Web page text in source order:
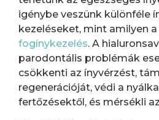
igénybe veszünk különféle
kezeléseket, mint amilyen a
fogínykezelés. A
parodontális problémák
csökkenti az ínyvérzést,
regenerációját, védi a
fertőzésektől, és mérsékli